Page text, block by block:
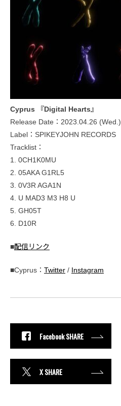
Cyprus 『Digital Hearts』
Release Date：2023.04.26 (Wed.)
Label：SPIKEYJOHN RECORDS
Tracklist：
1. 0CH1K0MU
2. 05AKA G1RL5
3. 0V3R AGA1N
4. U MAD3 M3 H8 U
5. GH05T
6. D10R
■配信リンク
■Cyprus： Twitter / Instagram
Facebook SHARE
X SHARE